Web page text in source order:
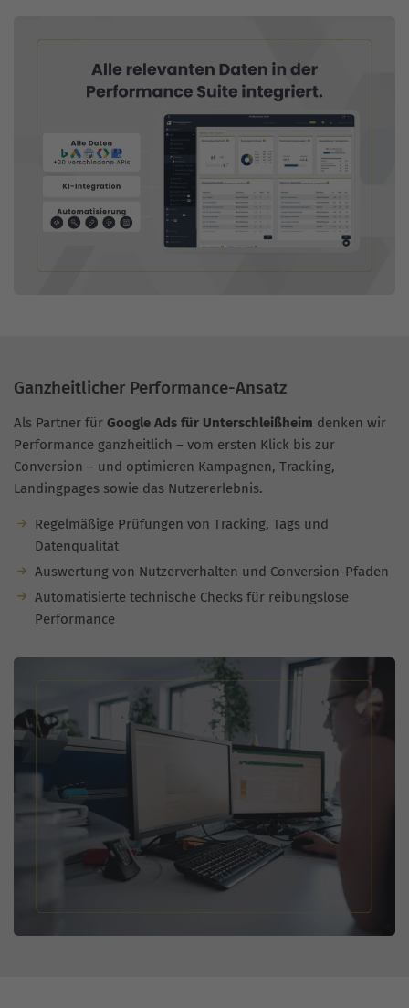
Ganzheitlicher Performance-Ansatz
Als Partner für Google Ads für Unterschleißheim denken wir
Performance ganzheitlich – vom ersten Klick bis zur
Conversion – und optimieren Kampagnen, Tracking,
Landingpages sowie das Nutzererlebnis.
Regelmäßige Prüfungen von Tracking, Tags und
Datenqualität
Auswertung von Nutzerverhalten und Conversion-Pfaden
Automatisierte technische Checks für reibungslose
Performance